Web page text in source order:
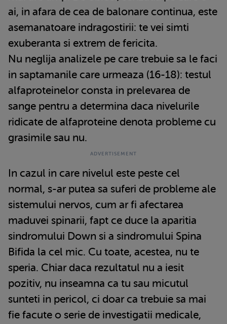
ai, in afara de cea de balonare continua, este
asemanatoare indragostirii: te vei simti
exuberanta si extrem de fericita.
Nu neglija analizele pe care trebuie sa le faci
in saptamanile care urmeaza (16-18): testul
alfaproteinelor consta in prelevarea de
sange pentru a determina daca nivelurile
ridicate de alfaproteine denota probleme cu
grasimile sau nu.
In cazul in care nivelul este peste cel
normal, s-ar putea sa suferi de probleme ale
sistemului nervos, cum ar fi afectarea
maduvei spinarii, fapt ce duce la aparitia
sindromului Down si a sindromului Spina
Bifida la cel mic. Cu toate, acestea, nu te
speria. Chiar daca rezultatul nu a iesit
pozitiv, nu inseamna ca tu sau micutul
sunteti in pericol, ci doar ca trebuie sa mai
fie facute o serie de investigatii medicale,